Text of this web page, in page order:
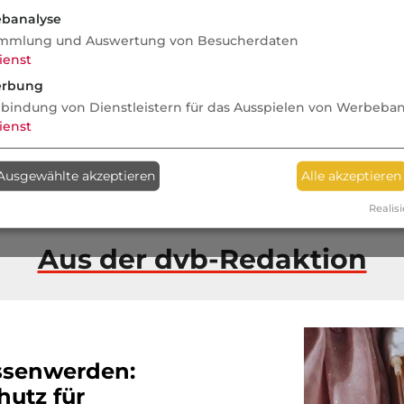
Vergessenwerden in der
fair?
Markt
Aus der dvb-Redaktion
für
und Auswertung von Besucherdaten
von Dienstleistern für das Ausspielen von
akzeptieren Alle akzeptieren